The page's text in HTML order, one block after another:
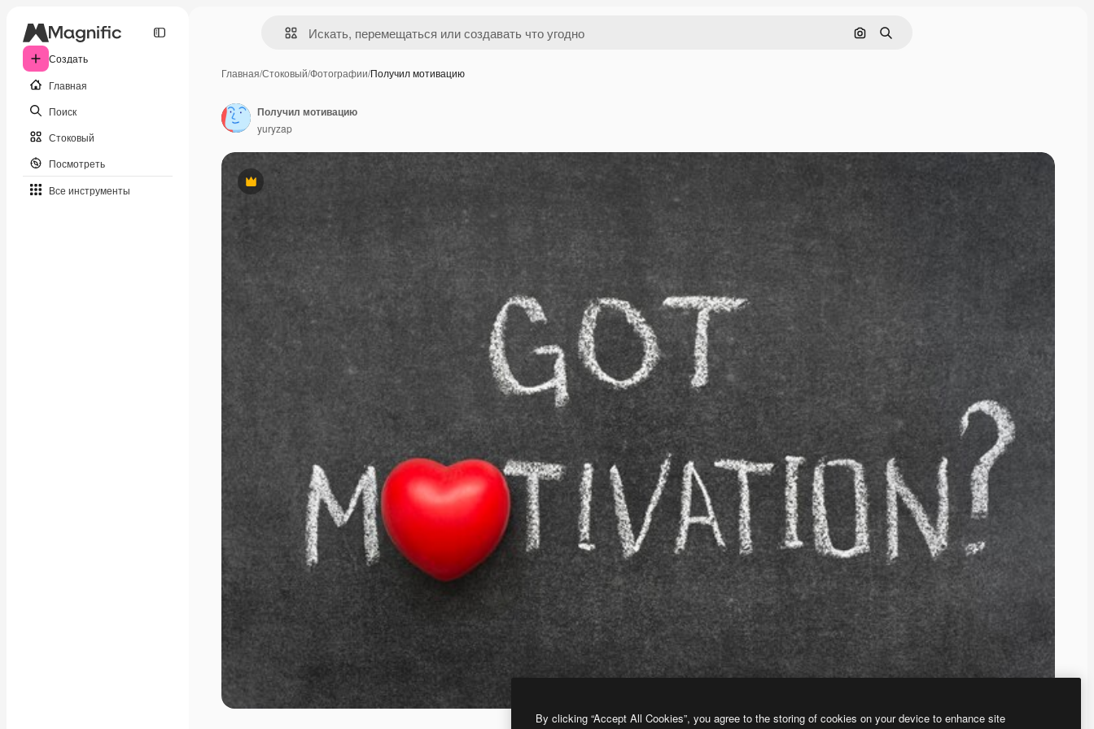
Создать
Главная
Поиск
Стоковый
Посмотреть
Все инструменты
Поиск по изображению
Поиск
Главная/Стоковый/Фотографии/Получил мотивацию
Премиум
Получил мотивацию
yuryzap
By clicking “Accept All Cookies”, you agree to the storing of cookies on your device to enhance site